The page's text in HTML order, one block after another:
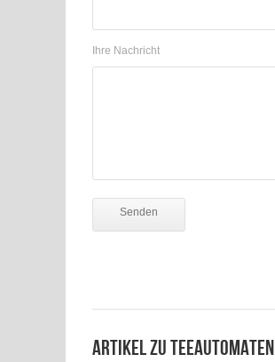
Ihre Nachricht
Artikel zu Teeautomaten